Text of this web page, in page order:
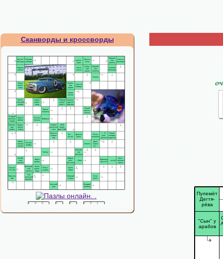
Сканворды и кроссворды
Пулемёт
Дегтя-
рёва
"Сын" у
арабов